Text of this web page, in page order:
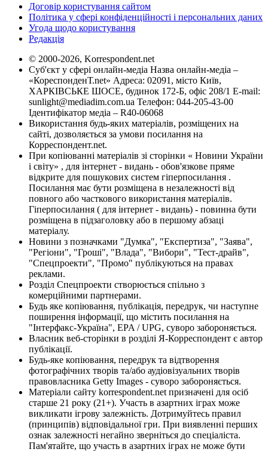
Договір користування сайтом
Політика у сфері конфіденційності і персональних даних
Угода щодо користування
Редакція
© 2000-2026, Korrespondent.net
Суб'єкт у сфері онлайн-медіа Назва онлайн-медіа –
«КореспонденТ.net» Адреса: 02091, місто Київ,
ХАРКІВСЬКЕ ШОСЕ, будинок 172-Б, офіс 208/1 E-mail:
sunlight@mediadim.com.ua Телефон: 044-205-43-00
Ідентифікатор медіа – R40-06068
Використання будь-яких матеріалів, розміщених на
сайті, дозволяється за умови посилання на
Корреспондент.net.
При копіюванні матеріалів зі сторінки « Новини України
і світу» , для інтернет - видань - обов'язкове пряме
відкрите для пошукових систем гіперпосилання .
Посилання має бути розміщена в незалежності від
повного або часткового використання матеріалів.
Гіперпосилання ( для інтернет - видань) - повинна бути
розміщена в підзаголовку або в першому абзаці
матеріалу.
Новини з позначками "Думка", "Експертиза", "Заява",
"Регіони", "Гроші", "Влада", "Вибори", "Тест-драйв",
"Спецпроекти", "Промо" публікуються на правах
реклами.
Розділ Спецпроекти створюється спільно з
комерційними партнерами.
Будь яке копіювання, публікація, передрук, чи наступне
поширення інформації, що містить посилання на
"Інтерфакс-Україна", EPA / UPG, суворо забороняється.
Власник веб-сторінки в розділі Я-Корреспондент є автор
публікації.
Будь-яке копіювання, передрук та відтворення
фотографічних творів та/або аудіовізуальних творів
правовласника Getty Images - суворо забороняється.
Матеріали сайту korrespondent.net призначені для осіб
старше 21 року (21+). Участь в азартних іграх може
викликати ігрову залежність. Дотримуйтесь правил
(принципів) відповідальної гри. При виявленні перших
ознак залежності негайно зверніться до спеціаліста.
Пам'ятайте, що участь в азартних іграх не може бути